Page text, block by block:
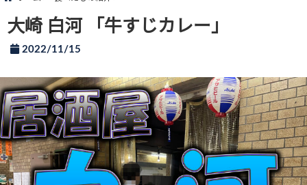
大崎 白河 「牛すじカレー」
2022/11/15